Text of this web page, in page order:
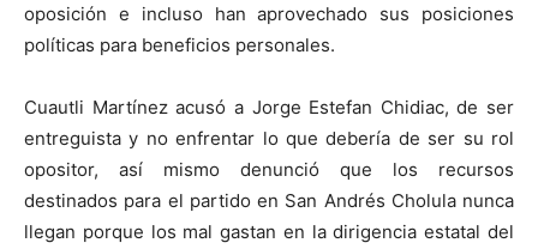
oposición e incluso han aprovechado sus posiciones
políticas para beneficios personales.
Cuautli Martínez acusó a Jorge Estefan Chidiac, de ser
entreguista y no enfrentar lo que debería de ser su rol
opositor, así mismo denunció que los recursos
destinados para el partido en San Andrés Cholula nunca
llegan porque los mal gastan en la dirigencia estatal del